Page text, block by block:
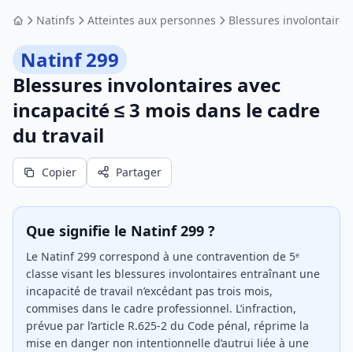
AccueilNatinfs Atteintes aux personnes Blessures involontaires
Natinf 299
Blessures involontaires avec
incapacité ≤ 3 mois dans le cadre
du travail
Copier Partager
Que signifie le Natinf 299 ?
Le Natinf 299 correspond à une contravention de 5ᵉ
classe visant les blessures involontaires entraînant une
incapacité de travail n’excédant pas trois mois,
commises dans le cadre professionnel. L’infraction,
prévue par l’article R.625-2 du Code pénal, réprime la
mise en danger non intentionnelle d’autrui liée à une